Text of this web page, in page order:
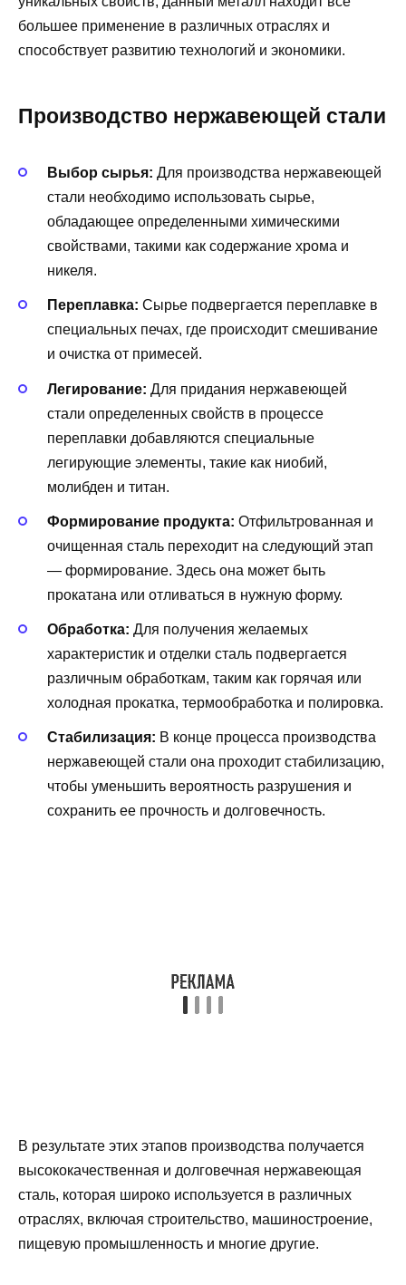
большее применение в различных отраслях и
способствует развитию технологий и экономики.
Производство нержавеющей стали
Выбор сырья: Для производства нержавеющей
стали необходимо использовать сырье,
обладающее определенными химическими
свойствами, такими как содержание хрома и
никеля.
Переплавка: Сырье подвергается переплавке в
специальных печах, где происходит смешивание
и очистка от примесей.
Легирование: Для придания нержавеющей
стали определенных свойств в процессе
переплавки добавляются специальные
легирующие элементы, такие как ниобий,
молибден и титан.
Формирование продукта: Отфильтрованная и
очищенная сталь переходит на следующий этап
— формирование. Здесь она может быть
прокатана или отливаться в нужную форму.
Обработка: Для получения желаемых
характеристик и отделки сталь подвергается
различным обработкам, таким как горячая или
холодная прокатка, термообработка и полировка.
Стабилизация: В конце процесса производства
нержавеющей стали она проходит стабилизацию,
чтобы уменьшить вероятность разрушения и
сохранить ее прочность и долговечность.
В результате этих этапов производства получается
высококачественная и долговечная нержавеющая
сталь, которая широко используется в различных
отраслях, включая строительство, машиностроение,
пищевую промышленность и многие другие.